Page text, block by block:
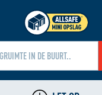
Jouw